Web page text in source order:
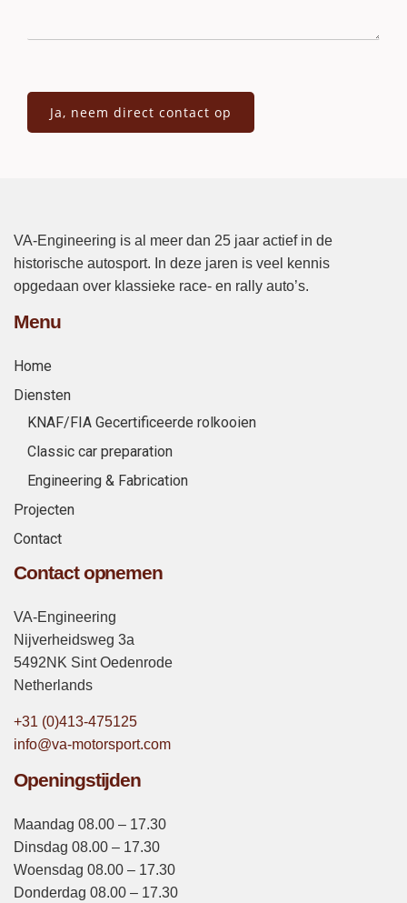
VA-Engineering is al meer dan 25 jaar actief in de
historische autosport. In deze jaren is veel kennis
opgedaan over klassieke race- en rally auto’s.
Menu
Home
Diensten
KNAF/FIA Gecertificeerde rolkooien
Classic car preparation
Engineering & Fabrication
Projecten
Contact
Contact opnemen
VA-Engineering
Nijverheidsweg 3a
5492NK Sint Oedenrode
Netherlands
+31 (0)413-475125
info@va-motorsport.com
Openingstijden
Maandag 08.00 – 17.30
Dinsdag 08.00 – 17.30
Woensdag 08.00 – 17.30
Donderdag 08.00 – 17.30